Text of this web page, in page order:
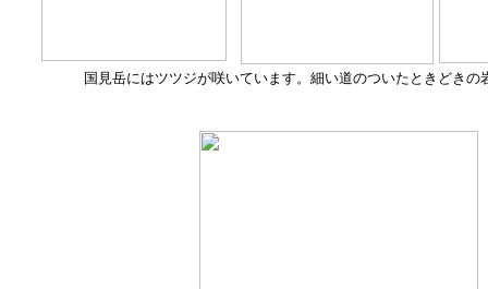
国見岳にはツツジが咲いています。細い道のついたときどきの